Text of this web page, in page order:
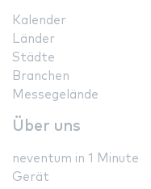
Kalender
Länder
Städte
Branchen
Messegelände
Über uns
neventum in 1 Minute
Gerät